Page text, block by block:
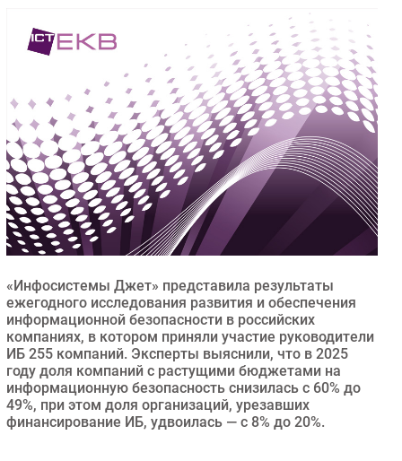
Торговые сети
Оборудование
Outsourcing
Кадры
Регулирование
Финансы
Web
Безопасность
Инновации
CIO/Управление ИТ
Гаджеты
Здоровье
РАЗДЕЛЫ
Новости
«Инфосистемы Джет» представила результаты
ежегодного исследования развития и обеспечения
информационной безопасности в российских
компаниях, в котором приняли участие руководители
ИБ 255 компаний. Эксперты выяснили, что в 2025
году доля компаний с растущими бюджетами на
информационную безопасность снизилась с 60% до
49%, при этом доля организаций, урезавших
финансирование ИБ, удвоилась — с 8% до 20%.